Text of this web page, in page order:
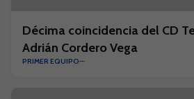
Décima coincidencia del CD
Adrián Cordero Vega
PRIMER EQUIPO